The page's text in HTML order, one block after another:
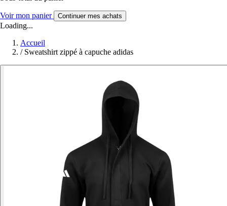
Voir mon panier Continuer mes achats
Loading...
Accueil
/ Sweatshirt zippé à capuche adidas